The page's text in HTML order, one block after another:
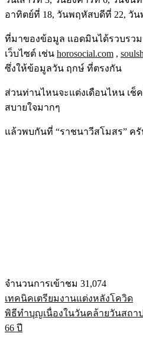
อาทิตย์ที่ 18, วันพฤหัสบดีที่ 22, วั
ที่มาของข้อมูล แอดมินได้รวบรวม
เว็บไซต์ เช่น horosocial.com ,
ซึ่งให้ข้อมูลวัน ฤกษ์ ที่ตรงกัน
ส่วนท่านไหนจะแต่งเดือนไหน เ
สบายใจมากๆ
แล้วพบกันที่ “ราชนาวีสโมสร” ครั
จำนวนการเข้าชม 31,074
แนะแนว
เรื่อง
เทคนิคเตรียมงานแต่งหลังโควิด
พิธีทำบุญเนื่องในวันคล้ายวันสถา
66 ปี